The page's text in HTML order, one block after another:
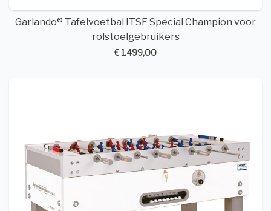
Garlando® Tafelvoetbal ITSF Special Champion voor
rolstoelgebruikers
€ 1.499,00